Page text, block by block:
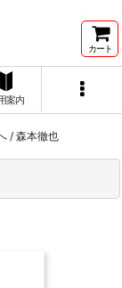
カート
案内
/ 森本徹也